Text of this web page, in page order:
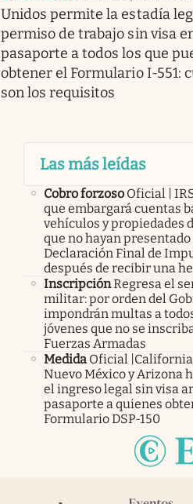
Unidos permite la estadía
permiso de trabajo sin visa
pasaporte a todos los que
obtener el Formulario I-551:
son los requisitos
Las más leídas
Cobro forzoso Oficial |
que embargará cuentas
vehículos y propiedades
que no hayan presentado
Declaración Final de
después de recibir una
InscripciónRegresa el
militar: por orden del
impondrán multas a
jóvenes que no se
Fuerzas Armadas
Medida Oficial
Nuevo México y Arizona
el ingreso legal sin visa
pasaporte a quienes
Formulario DSP-150